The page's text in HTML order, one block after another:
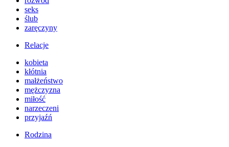
seks
ślub
zaręczyny
Relacje
kobieta
kłótnia
małżeństwo
mężczyzna
miłość
narzeczeni
przyjaźń
Rodzina